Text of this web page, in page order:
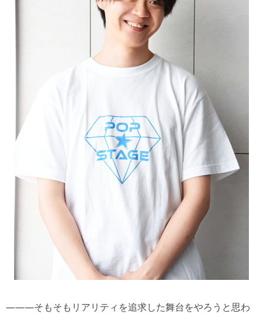
―――そもそもリアリティを追求した舞台をやろうと思わ